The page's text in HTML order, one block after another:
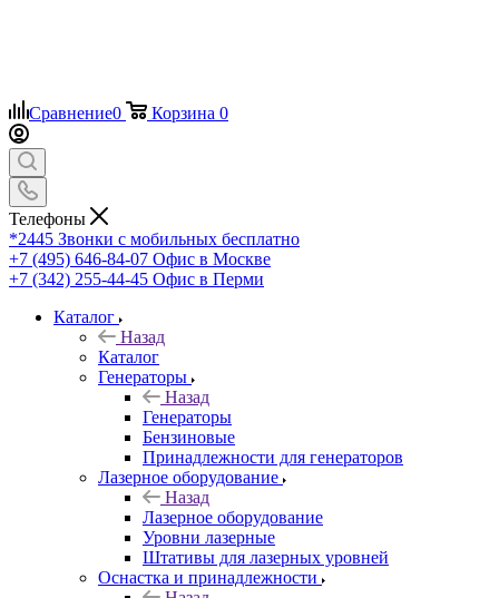
Сравнение0 Корзина 0
Телефоны
*2445 Звонки с мобильных бесплатно
+7 (495) 646-84-07 Офис в Москве
+7 (342) 255-44-45 Офис в Перми
Каталог
Назад
Каталог
Генераторы
Назад
Генераторы
Бензиновые
Принадлежности для генераторов
Лазерное оборудование
Назад
Лазерное оборудование
Уровни лазерные
Штативы для лазерных уровней
Оснастка и принадлежности